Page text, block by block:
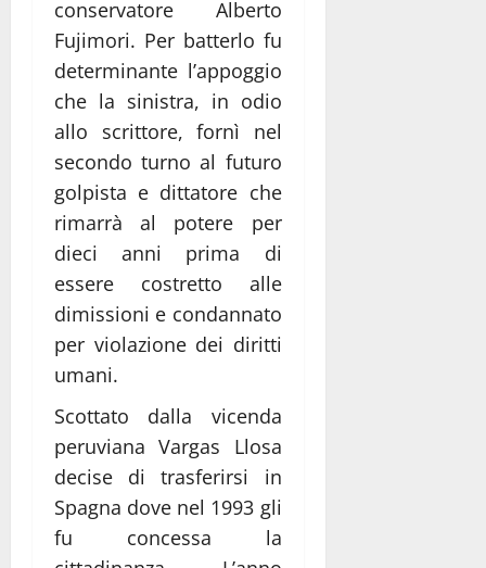
conservatore Alberto
Fujimori. Per batterlo fu
determinante l’appoggio
che la sinistra, in odio
allo scrittore, fornì nel
secondo turno al futuro
golpista e dittatore che
rimarrà al potere per
dieci anni prima di
essere costretto alle
dimissioni e condannato
per violazione dei diritti
umani.
Scottato dalla vicenda
peruviana Vargas Llosa
decise di trasferirsi in
Spagna dove nel 1993 gli
fu concessa la